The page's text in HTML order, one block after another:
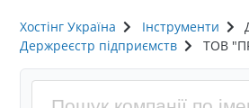
Хостінг Україна Інструменти
Держреєстр підприємств
ТОВ